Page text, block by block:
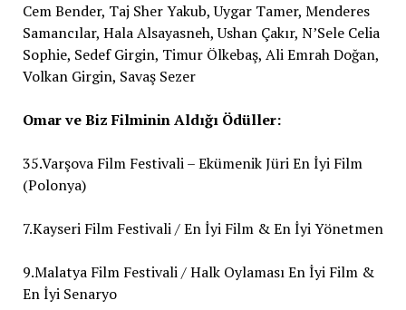
Cem Bender, Taj Sher Yakub, Uygar Tamer, Menderes
Samancılar, Hala Alsayasneh, Ushan Çakır, N’Sele Celia
Sophie, Sedef Girgin, Timur Ölkebaş, Ali Emrah Doğan,
Volkan Girgin, Savaş Sezer
Omar ve Biz FilmininAldığı Ödüller:
35.Varşova Film Festivali – Ekümenik Jüri En İyi Film
(Polonya)
7.Kayseri Film Festivali / En İyi Film & En İyi Yönetmen
9.Malatya Film Festivali / Halk Oylaması En İyi Film &
En İyi Senaryo